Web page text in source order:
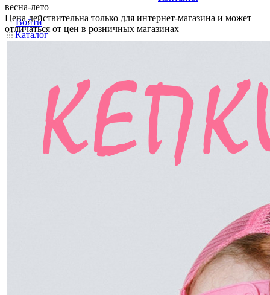
Войти
Каталог
весна-лето
Цена действительна только для интернет-магазина и может
отличаться от цен в розничных магазинах